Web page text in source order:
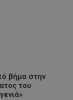
βήμα στην
του